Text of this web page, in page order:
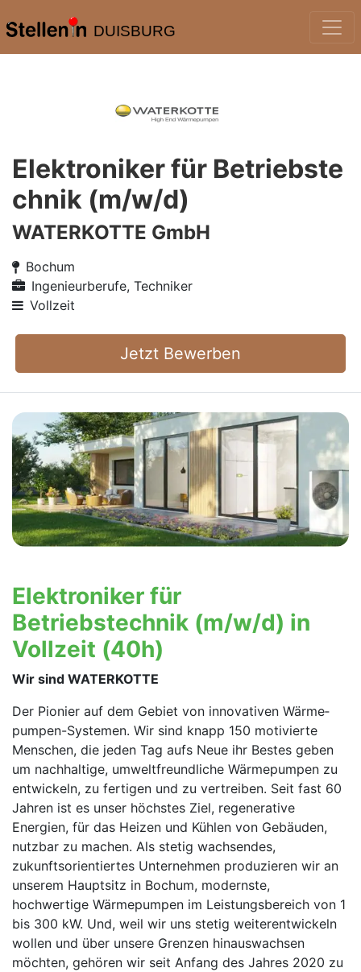
DUISBURG
Elektroniker für Betriebste
chnik (m/w/d)
WATERKOTTE GmbH
Bochum
Ingenieurberufe, Techniker
Vollzeit
Jetzt Bewerben
Elektroniker für
Betriebstechnik (m/w/d) in
Vollzeit (40h)
Wir sind WATERKOTTE
Der Pionier auf dem Gebiet von innovativen Wärme­
pumpen-Systemen. Wir sind knapp 150 motivierte
Menschen, die jeden Tag aufs Neue ihr Bestes geben
um nachhaltige, umweltfreundliche Wärmepumpen zu
entwickeln, zu fertigen und zu vertreiben. Seit fast 60
Jahren ist es unser höchstes Ziel, regenerative
Energien, für das Heizen und Kühlen von Gebäuden,
nutzbar zu machen. Als stetig wachsendes,
zukunftsorientiertes Unterneh­men produzieren wir an
unserem Hauptsitz in Bochum, modernste,
hochwertige Wärmepumpen im Leistungsbereich von 1
bis 300 kW. Und, weil wir uns stetig weiterentwickeln
wollen und über unsere Grenzen hinauswachsen
möchten, gehören wir seit Anfang des Jahres 2020 zu